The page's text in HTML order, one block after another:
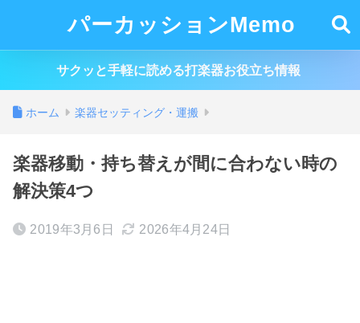
パーカッションMemo
サクッと手軽に読める打楽器お役立ち情報
ホーム 楽器セッティング・運搬
楽器移動・持ち替えが間に合わない時の
解決策4つ
2019年3月6日 2026年4月24日